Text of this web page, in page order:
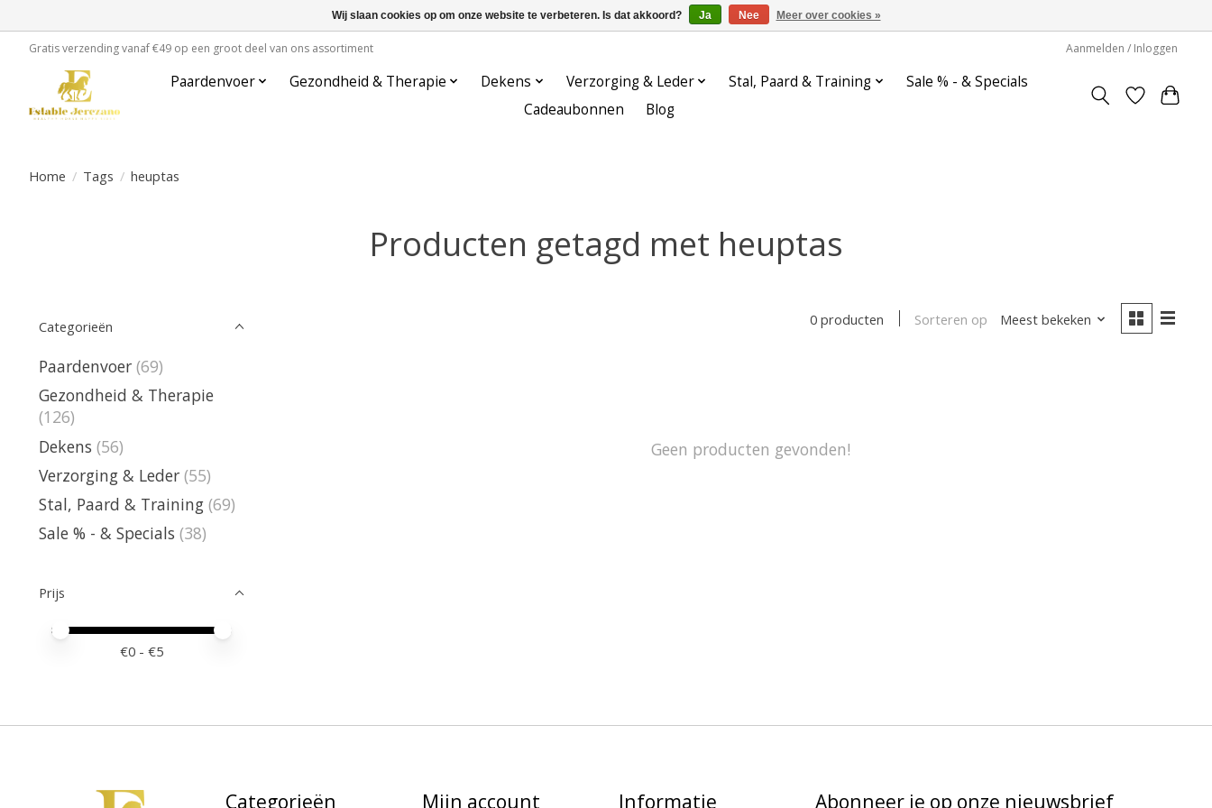
Gratis verzending vanaf €49 op een groot deel van ons assortiment Aanmelden / Inloggen
Paardenvoer Gezondheid & Therapie Dekens Verzorging & Leder Stal, Paard & Training
Sale % - & Specials
Cadeaubonnen
Blog
Home / Tags / heuptas
Producten getagd met heuptas
Categorieën
Paardenvoer (69)
Gezondheid & Therapie
(126)
Dekens (56)
Verzorging & Leder (55)
Stal, Paard & Training (69)
Sale % - & Specials (38)
Prijs
Minimale prijswaarde
Price maximum value
€0 - €5
0 producten Sorteren op Meest bekeken
Geen producten gevonden!
Categorieën Mijn account Informatie Abonneer je op onze nieuwsbrief
Wij slaan cookies op om onze website te verbeteren. Is dat akkoord? Ja Nee Meer over cookies »